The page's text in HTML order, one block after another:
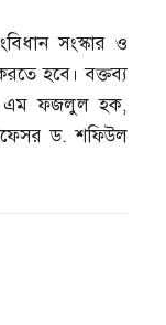
সংস্কার ও
হবে। বক্তব্য
ফজলুল হক,
ড.শফিউল